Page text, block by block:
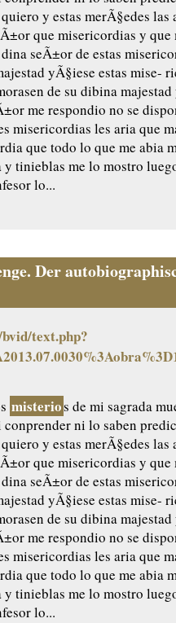
y estas merÃ§edes las
que misericordias y que
seÃ±or de estas
yÃ§iese estas mise-
de su dibina
me respondio no se
misericordias les aria que
que todo lo que me abia
y tinieblas me lo mostro
lo...
Der
text.php?
misterios de mi sagrada
ni lo saben
y estas merÃ§edes las
que misericordias y que
seÃ±or de estas
yÃ§iese estas mise-
de su dibina
me respondio no se
misericordias les aria que
que todo lo que me abia
y tinieblas me lo mostro
lo...